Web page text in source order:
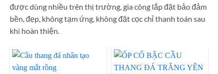
được dùng nhiều trên thị trường, gia công lắp đặt bảo đảm
bền, đẹp, không tạm ứng, không đặt cọc chỉ thanh toán sau
khi hoàn thiện.